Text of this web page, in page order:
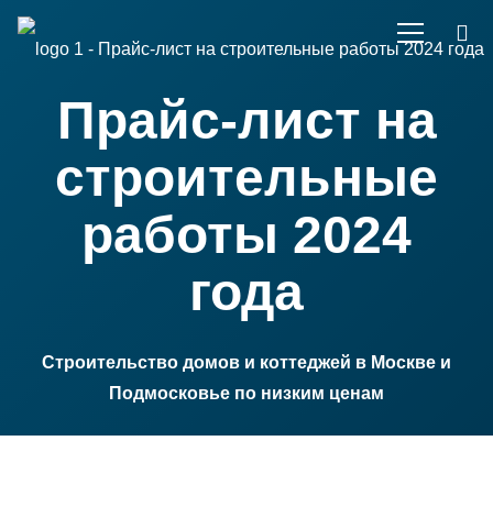
Прайс-лист на
строительные
работы 2024
года
Строительство домов и коттеджей в Москве и
Подмосковье по низким ценам